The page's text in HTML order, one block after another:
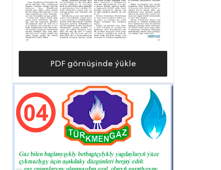
PDF görnüşinde ýükle